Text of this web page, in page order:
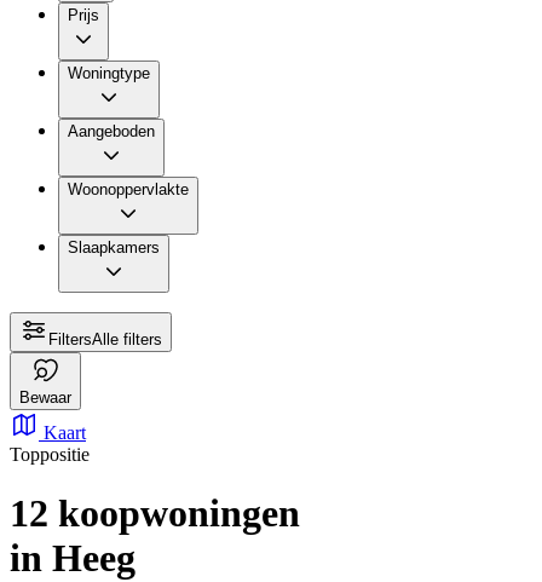
Prijs
Woningtype
Aangeboden
Woonoppervlakte
Slaapkamers
FiltersAlle filters
Bewaar
Kaart
Toppositie
12 koopwoningen
in Heeg